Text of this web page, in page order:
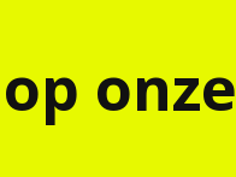
onze